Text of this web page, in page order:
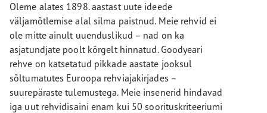
Oleme alates 1898. aastast uute ideede
väljamõtlemise alal silma paistnud. Meie rehvid ei
ole mitte ainult uuenduslikud – nad on ka
asjatundjate poolt kõrgelt hinnatud. Goodyeari
rehve on katsetatud pikkade aastate jooksul
sõltumatutes Euroopa rehviajakirjades –
suurepäraste tulemustega. Meie insenerid hindavad
iga uut rehvidisaini enam kui 50 soorituskriteeriumi